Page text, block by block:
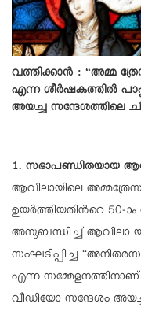
വത്തിക്കാൻ : “അമ്മ
എന്ന ശീർഷകത്തിൽ
അയച്ച സന്ദേശത്തിലെ
1. സഭാപണ്ഡിതയായ
ആവിലായിലെ
ഉയർത്തിയതിന്‍റെ 50-
അനുബന്ധിച്ച് ആവിലാ
സംഘടിപ്പിച്ച
എന്ന സമ്മേളനത്തിനാണ്
വീഡിയോ സന്ദേശം